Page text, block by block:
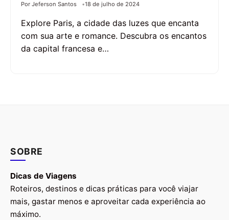
Por Jeferson Santos 18 de julho de 2024
Explore Paris, a cidade das luzes que encanta
com sua arte e romance. Descubra os encantos
da capital francesa e…
SOBRE
Dicas de Viagens
Roteiros, destinos e dicas práticas para você viajar
mais, gastar menos e aproveitar cada experiência ao
máximo.